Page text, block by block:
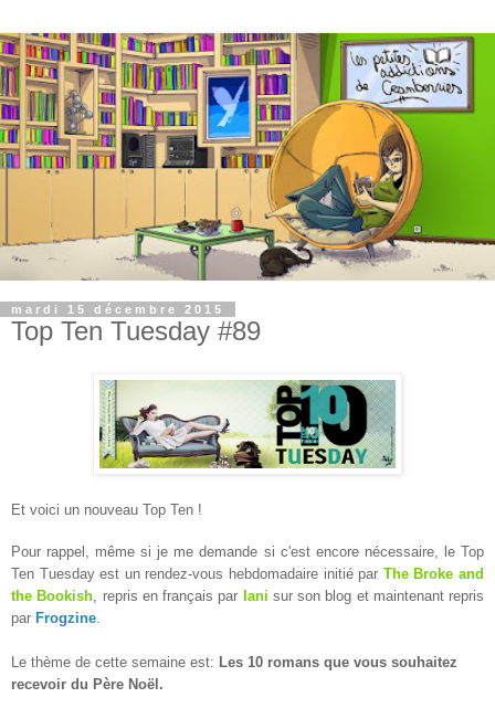
mardi 15 décembre 2015
Top Ten Tuesday #89
Et voici un nouveau Top Ten !
Pour rappel, même si je me demande si c'est encore nécessaire, le Top
Ten Tuesday est un rendez-vous hebdomadaire initié par The Broke and
the Bookish , repris en français par Iani sur son blog et maintenant repris
par Frogzine
Le thème de cette semaine est: Les 10 romans que vous souhaitez
recevoir du Père Noë l.